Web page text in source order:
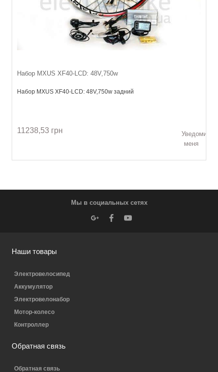
Набор MXUS XF40-LСD: 48V,750w
Набор MXUS XF40-LСD: 48V,750w задний
11238,53 грн
Уведомить
меня
Мы в социальных сетях
Наши товары
Электровелосипед
Аккумулятор
Электровелонабор
Мотор-колесо
Контроллер
Обратная связь
Обратная связь